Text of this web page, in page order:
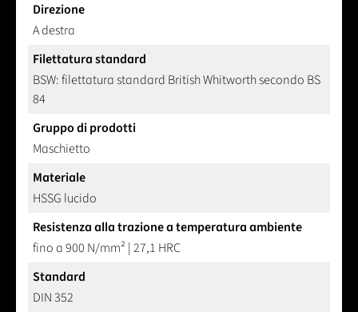
Direzione
A destra
Filettatura standard
BSW: filettatura standard British Whitworth secondo BS
84
Gruppo di prodotti
Maschietto
Materiale
HSSG lucido
Resistenza alla trazione a temperatura ambiente
fino a 900 N/mm² | 27,1 HRC
Standard
DIN 352